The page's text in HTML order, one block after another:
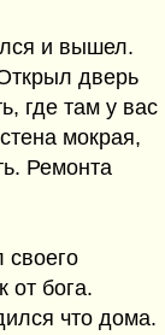
и вышел.
дверь
где там у вас
мокрая,
Ремонта
своего
от бога.
что дома.